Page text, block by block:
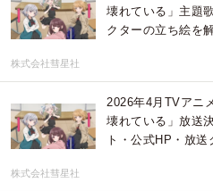
壊れている」主題
クターの立ち絵を
株式会社彗星社
2026年4月TVアニ
壊れている」放送
ト・公式HP・放送
株式会社彗星社